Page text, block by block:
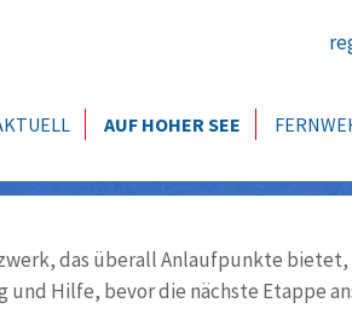
AUF HOHER SEE
das überall Anlaufpunkte bietet,
Hilfe, bevor die nächste Etappe